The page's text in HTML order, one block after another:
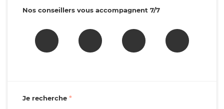
Nos conseillers vous accompagnent 7/7
Je recherche